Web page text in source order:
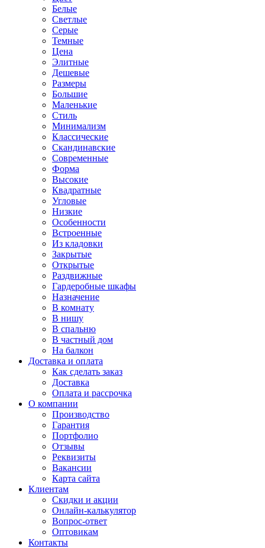
Белые
Светлые
Серые
Темные
Цена
Элитные
Дешевые
Размеры
Большие
Маленькие
Стиль
Минимализм
Классические
Скандинавские
Современные
Форма
Высокие
Квадратные
Угловые
Низкие
Особенности
Встроенные
Из кладовки
Закрытые
Открытые
Раздвижные
Гардеробные шкафы
Назначение
В комнату
В нишу
В спальню
В частный дом
На балкон
Доставка и оплата
Как сделать заказ
Доставка
Оплата и рассрочка
О компании
Производство
Гарантия
Портфолио
Отзывы
Реквизиты
Вакансии
Карта сайта
Клиентам
Скидки и акции
Онлайн-калькулятор
Вопрос-ответ
Оптовикам
Контакты